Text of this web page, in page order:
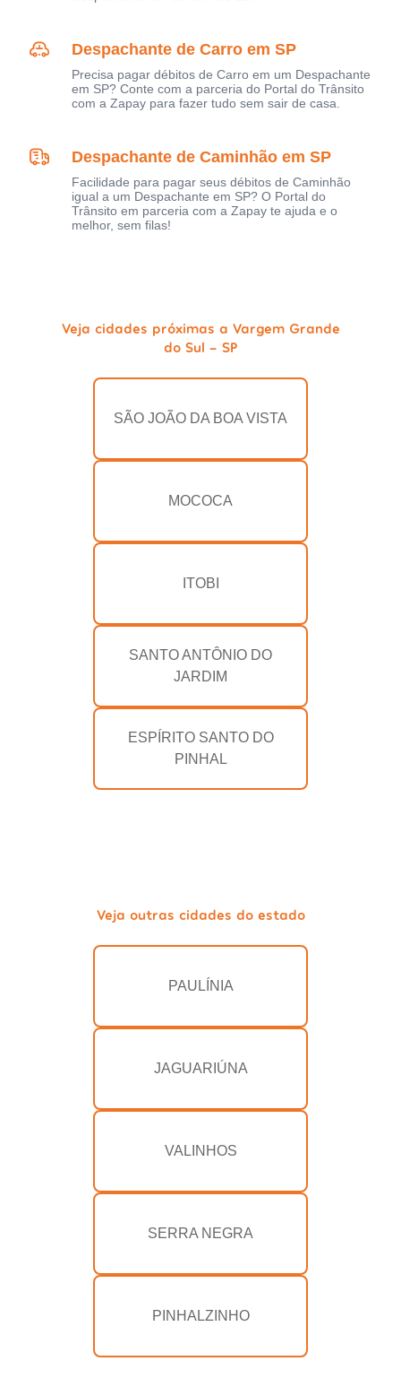
Despachante de Carro em SP
Precisa pagar débitos de Carro em um Despachante
em SP? Conte com a parceria do Portal do Trânsito
com a Zapay para fazer tudo sem sair de casa.
Despachante de Caminhão em SP
Facilidade para pagar seus débitos de Caminhão
igual a um Despachante em SP? O Portal do
Trânsito em parceria com a Zapay te ajuda e o
melhor, sem filas!
Veja cidades próximas a Vargem Grande
do Sul - SP
SÃO JOÃO DA BOA VISTA
MOCOCA
ITOBI
SANTO ANTÔNIO DO
JARDIM
ESPÍRITO SANTO DO
PINHAL
Veja outras cidades do estado
PAULÍNIA
JAGUARIÚNA
VALINHOS
SERRA NEGRA
PINHALZINHO